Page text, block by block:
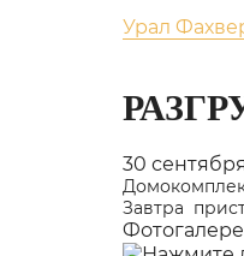
Урал
30
Завтра